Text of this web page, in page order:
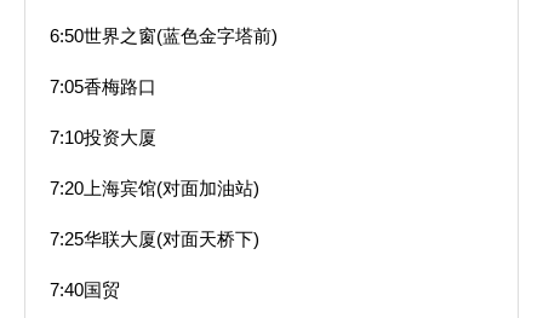
6:50世界之窗(蓝色金字塔前)
7:05香梅路口
7:10投资大厦
7:20上海宾馆(对面加油站)
7:25华联大厦(对面天桥下)
7:40国贸